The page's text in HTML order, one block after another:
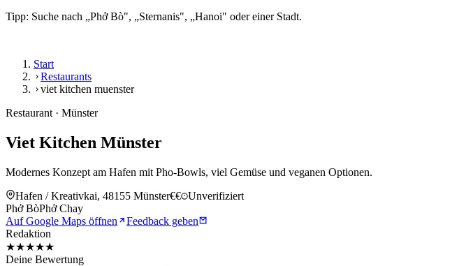
Tipp: Suche nach „Phở Bò", „Sternanis", „Hanoi" oder einer Stadt.
Start
Restaurants
viet kitchen muenster
Restaurant · Münster
Viet Kitchen Münster
Modernes Konzept am Hafen mit Pho-Bowls, viel Gemüse und veganen Optionen.
Hafen / Kreativkai, 48155 Münster€€ Unverifiziert
Phở BòPhở Chay
Auf Google Maps öffnen
Feedback geben
Redaktion
★★★★★
Deine Bewertung